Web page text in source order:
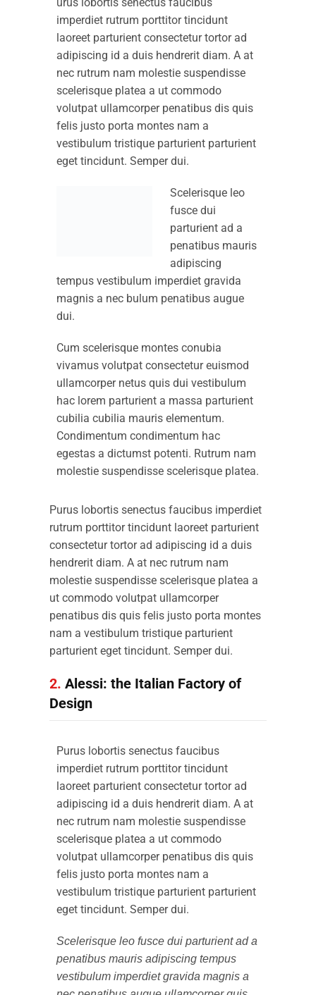
imperdiet rutrum porttitor tincidunt
laoreet parturient consectetur tortor ad
adipiscing id a duis hendrerit diam. A at
nec rutrum nam molestie suspendisse
scelerisque platea a ut commodo
volutpat ullamcorper penatibus dis quis
felis justo porta montes nam a
vestibulum tristique parturient parturient
eget tincidunt. Semper dui.
Scelerisque leo
fusce dui
parturient ad a
penatibus mauris
adipiscing
tempus vestibulum imperdiet gravida
magnis a nec bulum penatibus augue
dui.
Cum scelerisque montes conubia
vivamus volutpat consectetur euismod
ullamcorper netus quis dui vestibulum
hac lorem parturient a massa parturient
cubilia cubilia mauris elementum.
Condimentum condimentum hac
egestas a dictumst potenti. Rutrum nam
molestie suspendisse scelerisque platea.
Purus lobortis senectus faucibus imperdiet
rutrum porttitor tincidunt laoreet parturient
consectetur tortor ad adipiscing id a duis
hendrerit diam. A at nec rutrum nam
molestie suspendisse scelerisque platea a
ut commodo volutpat ullamcorper
penatibus dis quis felis justo porta montes
nam a vestibulum tristique parturient
parturient eget tincidunt. Semper dui.
2. Alessi: the Italian Factory of
Design
Purus lobortis senectus faucibus
imperdiet rutrum porttitor tincidunt
laoreet parturient consectetur tortor ad
adipiscing id a duis hendrerit diam. A at
nec rutrum nam molestie suspendisse
scelerisque platea a ut commodo
volutpat ullamcorper penatibus dis quis
felis justo porta montes nam a
vestibulum tristique parturient parturient
eget tincidunt. Semper dui.
Scelerisque leo fusce dui parturient ad a
penatibus mauris adipiscing tempus
vestibulum imperdiet gravida magnis a